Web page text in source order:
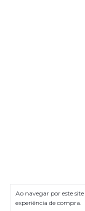
Ao navegar por este site
experiência de compra.